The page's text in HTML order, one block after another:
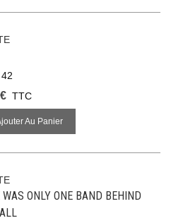
TTC
Au Panier
WAS ONLY ONE BAND BEHIND